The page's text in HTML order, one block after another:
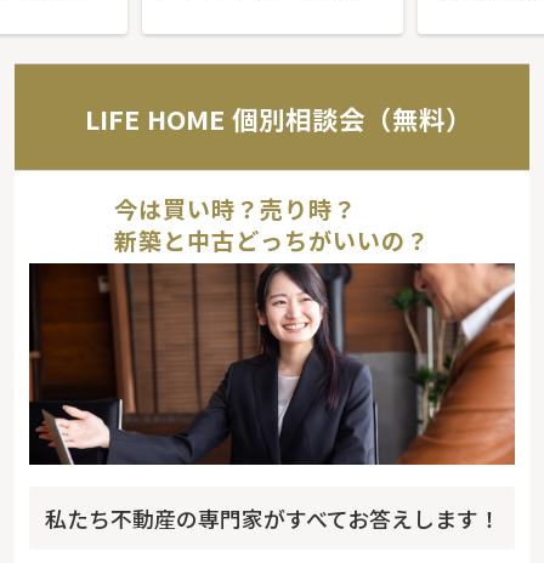
LIFE HOME 個別相談会（無料）
今は買い時？売り時？
新築と中古どっちがいいの？
私たち不動産の専門家がすべてお答えします！